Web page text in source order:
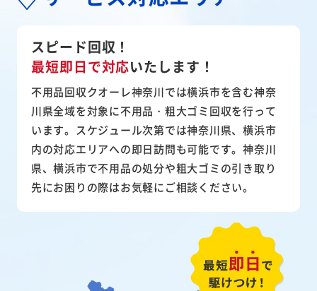
スピード回収！
最短即日で対応いたします！
不用品回収クオーレ神奈川では横浜市を含む神奈
川県全域を対象に不用品・粗大ゴミ回収を行って
います。スケジュール次第では神奈川県、横浜市
内の対応エリアへの即日訪問も可能です。神奈川
県、横浜市で不用品の処分や粗大ゴミの引き取り
先にお困りの際はお気軽にご相談ください。